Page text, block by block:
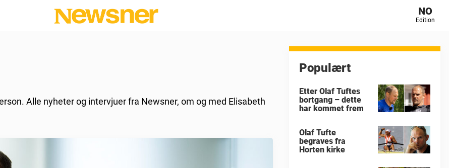
NO
Edition
Alle nyheter og intervjuer fra Newsner, om og med Elisabeth
Populært
Etter Olaf Tuftes
bortgang – dette
har kommet frem
Olaf Tufte
begraves fra
Horten kirke